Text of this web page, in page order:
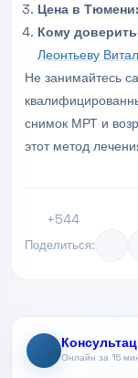
Цена в Тюмени:
Кому
Леонтьеву
Не занимайтесь
снимок МРТ и
этот метод
+544
Поделиться:
Онлайн за 15